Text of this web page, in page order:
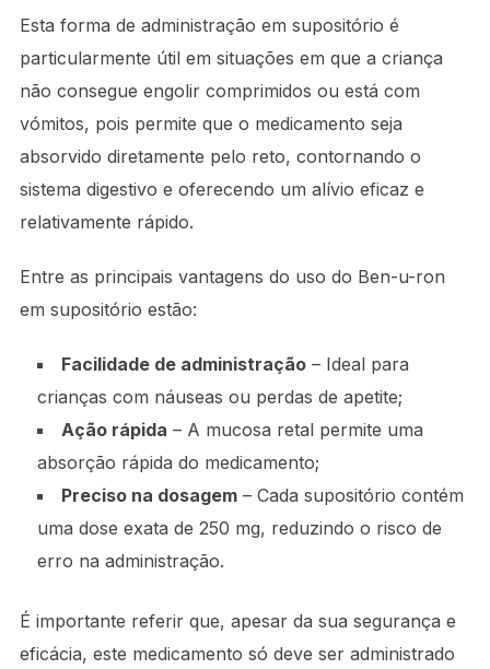
Esta forma de administração em supositório é
particularmente útil em situações em que a criança
não consegue engolir comprimidos ou está com
vómitos, pois permite que o medicamento seja
absorvido diretamente pelo reto, contornando o
sistema digestivo e oferecendo um alívio eficaz e
relativamente rápido.
Entre as principais vantagens do uso do Ben-u-ron
em supositório estão:
Facilidade de administração– Ideal para
crianças com náuseas ou perdas de apetite;
Ação rápida – A mucosa retal permite uma
absorção rápida do medicamento;
Preciso na dosagem– Cada supositório contém
uma dose exata de 250 mg, reduzindo o risco de
erro na administração.
É importante referir que, apesar da sua segurança e
eficácia, este medicamento só deve ser administrado